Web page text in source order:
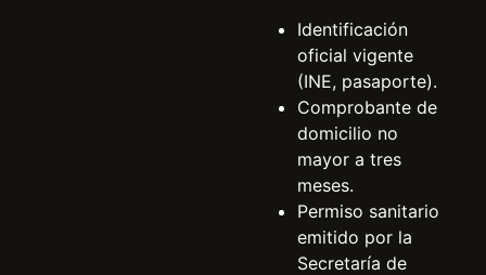
Identificación
oficial vigente
(INE, pasaporte).
Comprobante de
domicilio no
mayor a tres
meses.
Permiso sanitario
emitido por la
Secretaría de